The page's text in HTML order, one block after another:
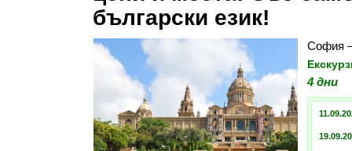
български език!
София
4 дни